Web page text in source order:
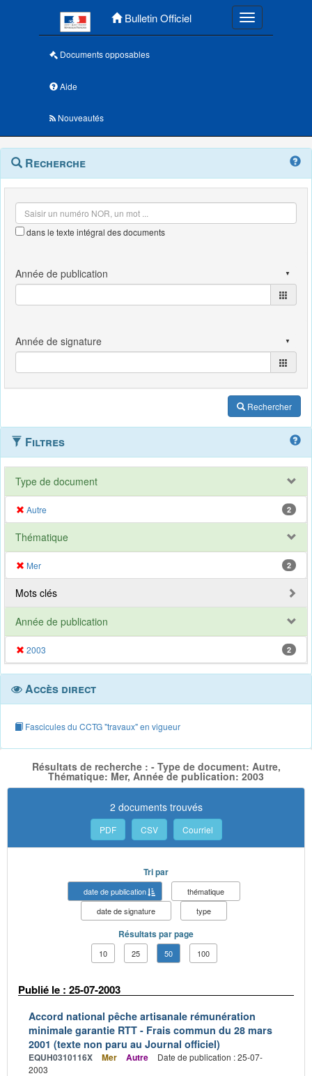
Bulletin Officiel Toggle
Documents opposables
Aide
Nouveautés
Navigation
outils
Menu
contextuel
Recherche
dans le texte intégral des documents
Rechercher
Filtres
Type de document
Autre 2
Thématique
Mer 2
Mots clés
Année de publication
2003 2
Accès direct
Fascicules du CCTG "travaux" en vigueur
Résultats de recherche : - Type de document: Autre,
Thématique: Mer, Année de publication: 2003
2 documents trouvés
PDF CSV Courriel
Tri par
date de publication
thématique
date de signature
type
Résultats par page
10 25 50 100
Publié le : 25-07-2003
Accord national pêche artisanale rémunération
minimale garantie RTT - Frais commun du 28 mars
2001 (texte non paru au Journal officiel)
EQUH0310116X Mer Autre
Date de publication : 25-07-
2003